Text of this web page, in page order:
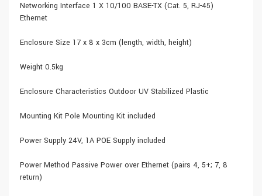
Networking Interface 1 X 10/100 BASE-TX (Cat. 5, RJ-45)
Ethernet
Enclosure Size 17 x 8 x 3cm (length, width, height)
Weight 0.5kg
Enclosure Characteristics Outdoor UV Stabilized Plastic
Mounting Kit Pole Mounting Kit included
Power Supply 24V, 1A POE Supply included
Power Method Passive Power over Ethernet (pairs 4, 5+; 7, 8
return)